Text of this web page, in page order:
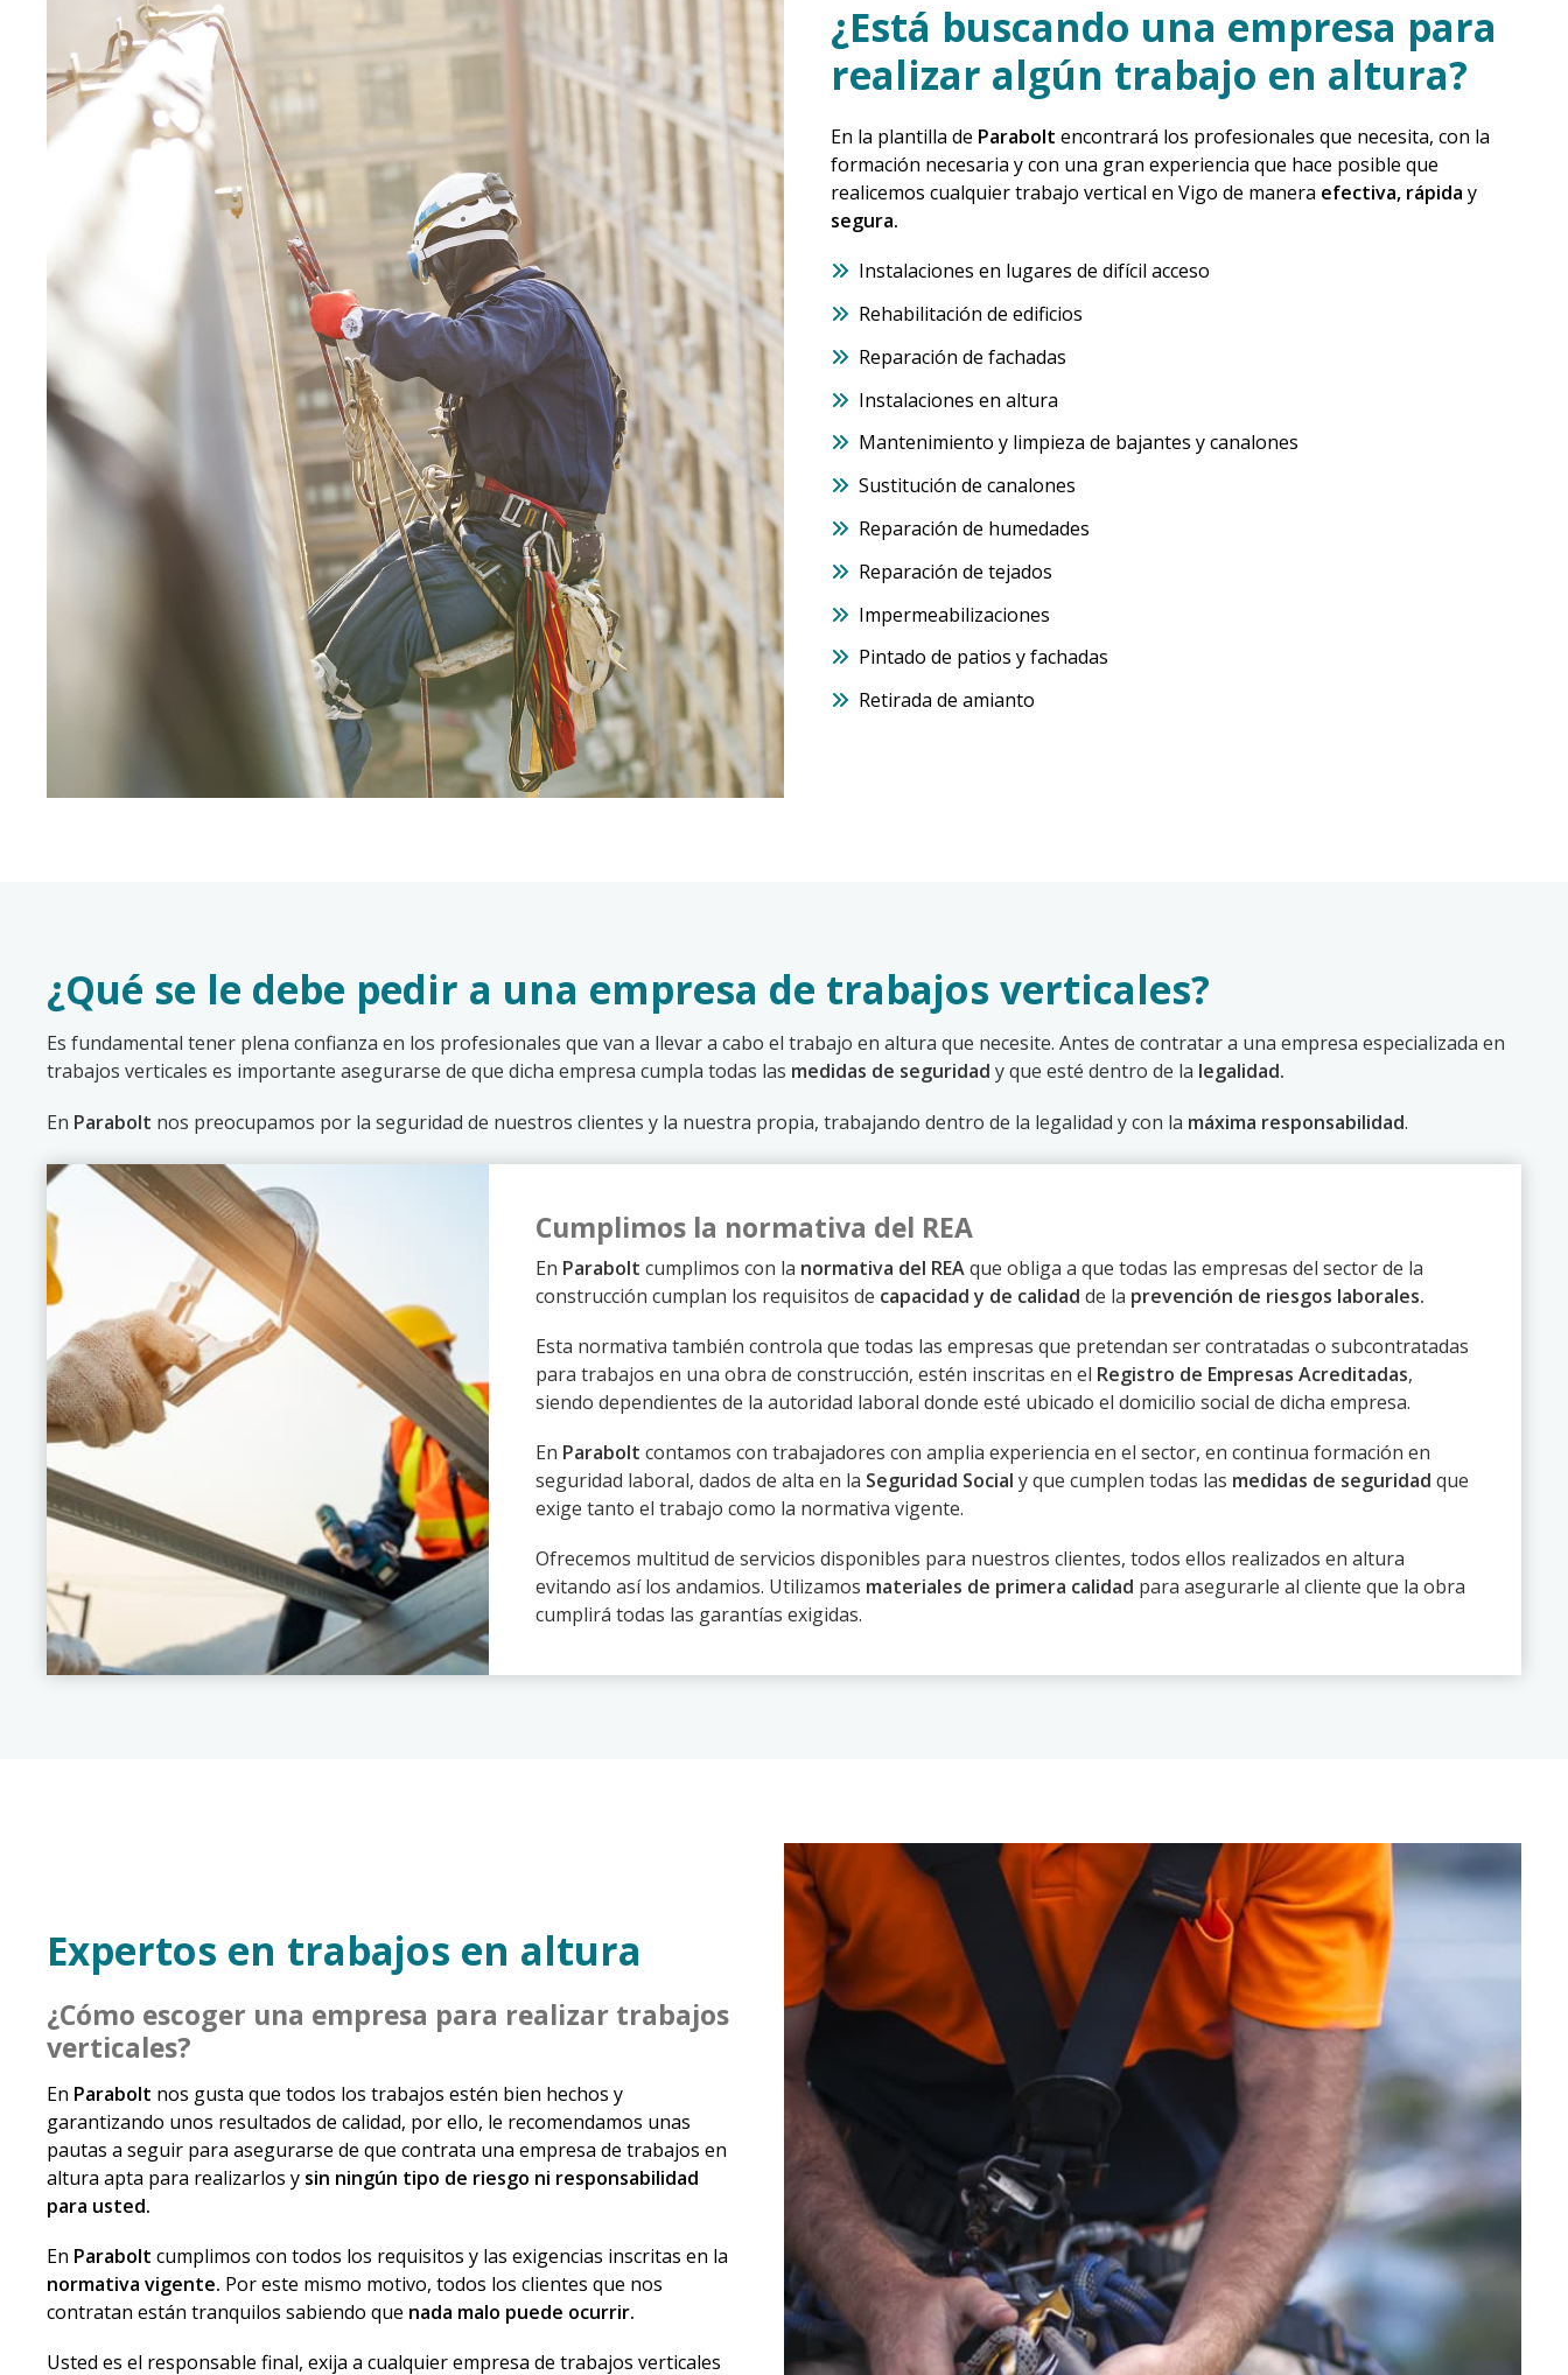
¿Está buscando una empresa para
realizar algún trabajo en altura?
En la plantilla de Parabolt encontrará los profesionales que necesita, con la
formación necesaria y con una gran experiencia que hace posible que
realicemos cualquier trabajo vertical en Vigo de manera efectiva, rápida y
segura.
Instalaciones en lugares de difícil acceso
Rehabilitación de edificios
Reparación de fachadas
Instalaciones en altura
Mantenimiento y limpieza de bajantes y canalones
Sustitución de canalones
Reparación de humedades
Reparación de tejados
Impermeabilizaciones
Pintado de patios y fachadas
Retirada de amianto
¿Qué se le debe pedir a una empresa de trabajos verticales?
Es fundamental tener plena confianza en los profesionales que van a llevar a cabo el trabajo en altura que necesite. Antes de contratar a una empresa especializada en
trabajos verticales es importante asegurarse de que dicha empresa cumpla todas las medidas de seguridad y que esté dentro de la legalidad.
En Parabolt nos preocupamos por la seguridad de nuestros clientes y la nuestra propia, trabajando dentro de la legalidad y con la máxima responsabilidad.
Cumplimos la normativa del REA
En Parabolt cumplimos con la normativa del REAque obliga a que todas las empresas del sector de la
construcción cumplan los requisitos de capacidad y de calidad de la prevención de riesgos laborales.
Esta normativa también controla que todas las empresas que pretendan ser contratadas o subcontratadas
para trabajos en una obra de construcción, estén inscritas en el Registro de Empresas Acreditadas,
siendo dependientes de la autoridad laboral donde esté ubicado el domicilio social de dicha empresa.
En Parabolt contamos con trabajadores con amplia experiencia en el sector, en continua formación en
seguridad laboral, dados de alta en la Seguridad Social y que cumplen todas las medidas de seguridad que
exige tanto el trabajo como la normativa vigente.
Ofrecemos multitud de servicios disponibles para nuestros clientes, todos ellos realizados en altura
evitando así los andamios. Utilizamos materiales de primera calidad para asegurarle al cliente que la obra
cumplirá todas las garantías exigidas.
Expertos en trabajos en altura
¿Cómo escoger una empresa para realizar trabajos
verticales?
En Parabolt nos gusta que todos los trabajos estén bien hechos y
garantizando unos resultados de calidad, por ello, le recomendamos unas
pautas a seguir para asegurarse de que contrata una empresa de trabajos en
altura apta para realizarlos y sin ningún tipo de riesgo ni responsabilidad
para usted.
En Parabolt cumplimos con todos los requisitos y las exigencias inscritas en la
normativa vigente. Por este mismo motivo, todos los clientes que nos
contratan están tranquilos sabiendo que nada malo puede ocurrir.
Usted es el responsable final, exija a cualquier empresa de trabajos verticales